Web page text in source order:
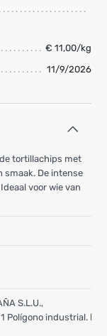
€ 11,00/kg
11/9/2026
tortillachips met
smaak. De intense
voor wie van
S.L.U.,
Polígono industrial. las